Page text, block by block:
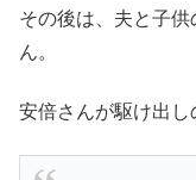
その後は、夫と子
ん。
安倍さんが駆け出し